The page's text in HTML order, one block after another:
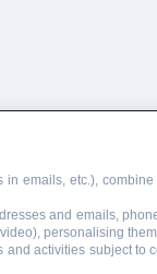
emails, etc.),
and emails,
personalising
activities subject